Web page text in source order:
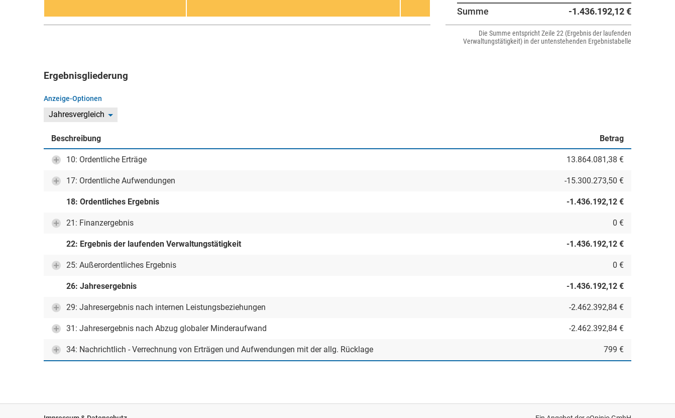
Summe -1.436.192,12 €
Die Summe entspricht Zeile 22 (Ergebnis der laufenden
Verwaltungstätigkeit) in der untenstehenden Ergebnistabelle
Ergebnisgliederung
Anzeige-Optionen
Jahresvergleich
Beschreibung Betrag
10: Ordentliche Erträge 13.864.081,38 €
17: Ordentliche Aufwendungen -15.300.273,50 €
18: Ordentliches Ergebnis -1.436.192,12 €
21: Finanzergebnis 0 €
22: Ergebnis der laufenden Verwaltungstätigkeit -1.436.192,12 €
25: Außerordentliches Ergebnis 0 €
26: Jahresergebnis -1.436.192,12 €
29: Jahresergebnis nach internen Leistungsbeziehungen -2.462.392,84 €
31: Jahresergebnis nach Abzug globaler Minderaufwand -2.462.392,84 €
34: Nachrichtlich - Verrechnung von Erträgen und Aufwendungen mit der allg. Rücklage 799 €